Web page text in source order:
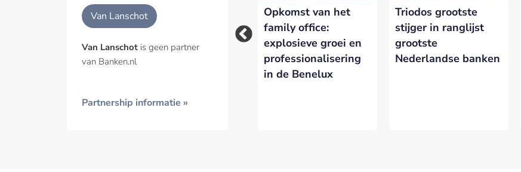
Van Lanschot
Van Lanschot is geen partner
van Banken.nl
Partnership informatie »
Geïnteresseerd in meer informatie?
Laat hieronder je gegevens achter.
Sessions’ gaan door
met steun van Van
Stoelendans in raad
van commissarissen
Van Lanschot
Opkomst van het
family office:
explosieve groei en
professionalisering
in de Benelux
Triodos grootste
stijger in ranglijst
grootste
Nederlandse banken